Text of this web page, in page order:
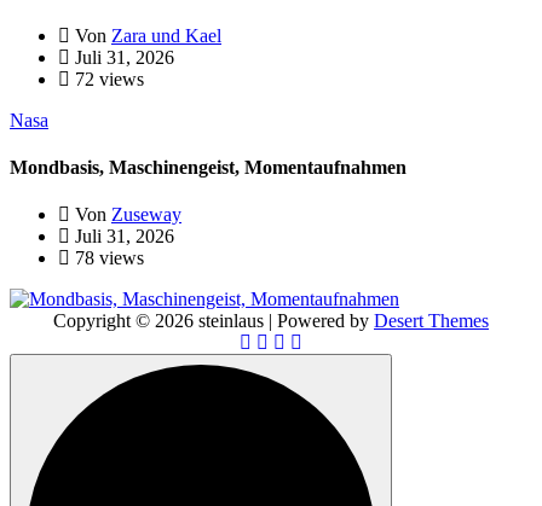
Von Zara und Kael
Juli 31, 2026
72 views
Nasa
Mondbasis, Maschinengeist, Momentaufnahmen
Von Zuseway
Juli 31, 2026
78 views
Copyright © 2026 steinlaus | Powered by Desert Themes